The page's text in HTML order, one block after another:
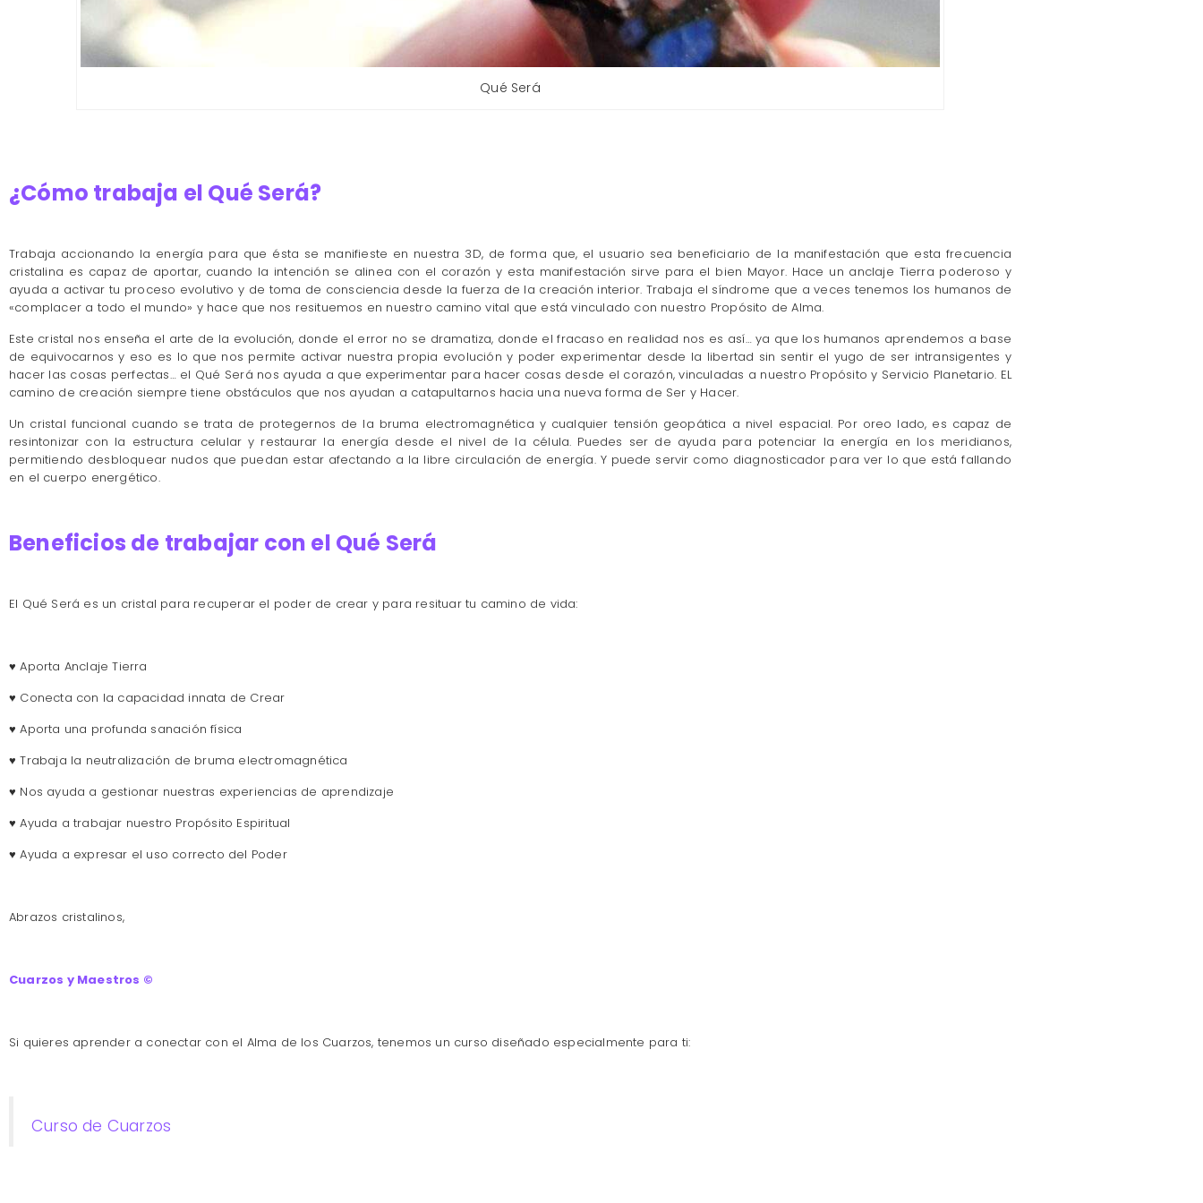
Qué Será
¿Cómo trabaja el Qué Será?
Trabaja accionando la energía para que ésta se manifieste en nuestra 3D, de forma que, el usuario sea beneficiario de la manifestación que esta frecuencia
cristalina es capaz de aportar, cuando la intención se alinea con el corazón y esta manifestación sirve para el bien Mayor. Hace un anclaje Tierra poderoso y
ayuda a activar tu proceso evolutivo y de toma de consciencia desde la fuerza de la creación interior. Trabaja el síndrome que a veces tenemos los humanos de
«complacer a todo el mundo» y hace que nos resituemos en nuestro camino vital que está vinculado con nuestro Propósito de Alma.
Este cristal nos enseña el arte de la evolución, donde el error no se dramatiza, donde el fracaso en realidad nos es así… ya que los humanos aprendemos a base
de equivocarnos y eso es lo que nos permite activar nuestra propia evolución y poder experimentar desde la libertad sin sentir el yugo de ser intransigentes y
hacer las cosas perfectas… el Qué Será nos ayuda a que experimentar para hacer cosas desde el corazón, vinculadas a nuestro Propósito y Servicio Planetario. EL
camino de creación siempre tiene obstáculos que nos ayudan a catapultarnos hacia una nueva forma de Ser y Hacer.
Un cristal funcional cuando se trata de protegernos de la bruma electromagnética y cualquier tensión geopática a nivel espacial. Por oreo lado, es capaz de
resintonizar con la estructura celular y restaurar la energía desde el nivel de la célula. Puedes ser de ayuda para potenciar la energía en los meridianos,
permitiendo desbloquear nudos que puedan estar afectando a la libre circulación de energía. Y puede servir como diagnosticador para ver lo que está fallando
en el cuerpo energético.
Beneficios de trabajar con el Qué Será
El Qué Será es un cristal para recuperar el poder de crear y para resituar tu camino de vida:
♥ Aporta Anclaje Tierra
♥ Conecta con la capacidad innata de Crear
♥ Aporta una profunda sanación física
♥ Trabaja la neutralización de bruma electromagnética
♥ Nos ayuda a gestionar nuestras experiencias de aprendizaje
♥ Ayuda a trabajar nuestro Propósito Espiritual
♥ Ayuda a expresar el uso correcto del Poder
Abrazos cristalinos,
Cuarzos y Maestros ©
Si quieres aprender a conectar con el Alma de los Cuarzos, tenemos un curso diseñado especialmente para ti:
Curso de Cuarzos